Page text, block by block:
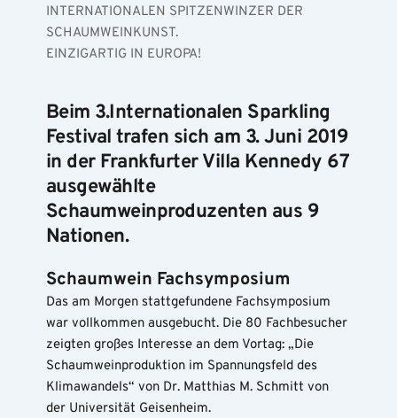
INTERNATIONALEN SPITZENWINZER DER
SCHAUMWEINKUNST.
EINZIGARTIG IN EUROPA!
Beim 3.Internationalen Sparkling
Festival trafen sich am 3. Juni 2019
in der Frankfurter Villa Kennedy 67
ausgewählte
Schaumweinproduzenten aus 9
Nationen.
Schaumwein Fachsymposium
Das am Morgen stattgefundene Fachsymposium
war vollkommen ausgebucht. Die 80 Fachbesucher
zeigten großes Interesse an dem Vortag: „Die
Schaumweinproduktion im Spannungsfeld des
Klimawandels“ von Dr. Matthias M. Schmitt von
der Universität Geisenheim.